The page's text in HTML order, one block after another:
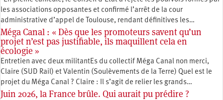
les associations opposantes et confirmé l’arrêt de la cour
administrative d’appel de Toulouse, rendant définitives les…
Méga Canal : « Dès que les promoteurs savent qu’un
projet n’est pas justifiable, ils maquillent cela en
écologie »
Entretien avec deux militantEs du collectif Méga Canal non merci,
Claire (SUD Rail) et Valentin (Soulèvements de la Terre) Quel est le
projet du Méga Canal ? Claire : Il s’agit de relier les grands…
Juin 2026, la France brûle. Qui aurait pu prédire ?